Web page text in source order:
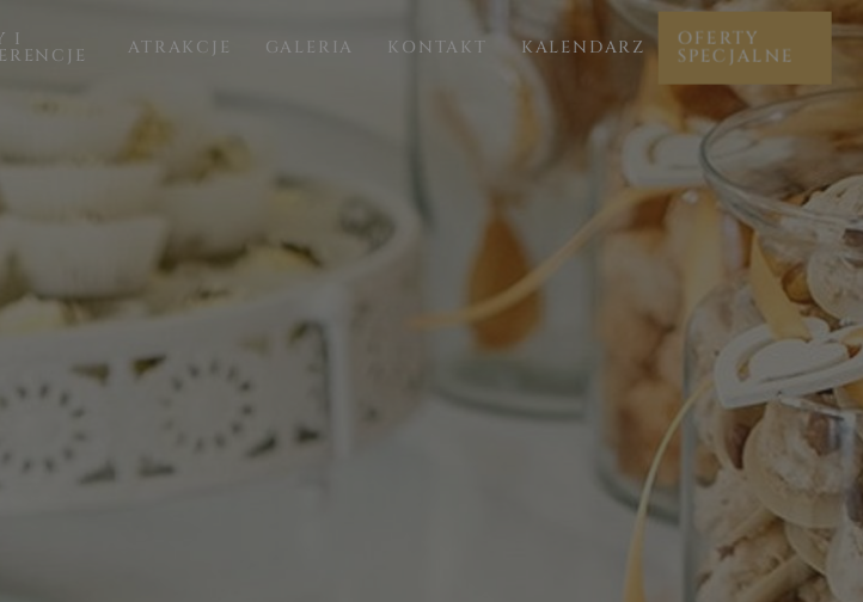
I ATRAKCJE GALERIA KONTAKT KALENDARZ OFERTY
SPECJALNE